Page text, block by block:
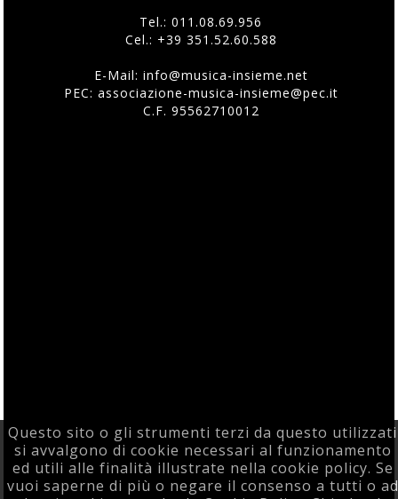
Tel.:011.08.69.956
Cel.: +39 351.52.60.588
E-Mail: info@musica-insieme.net
PEC: associazione-musica-insieme@pec.it
C.F. 95562710012
Questo sito o gli strumenti terzi da questo utilizzati
si avvalgono di cookie necessari al funzionamento
ed utili alle finalità illustrate nella cookie policy. Se
vuoi saperne di più o negare il consenso a tutti o ad